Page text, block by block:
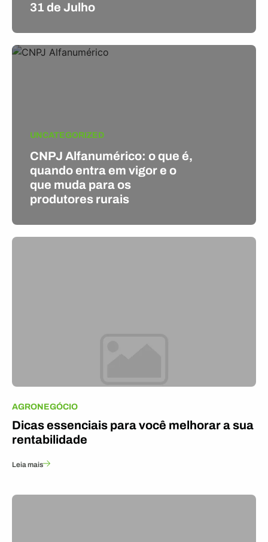
31 de Julho
UNCATEGORIZED
CNPJ Alfanumérico: o que é,
quando entra em vigor e o
que muda para os
produtores rurais
AGRONEGÓCIO
Dicas essenciais para você melhorar a sua
rentabilidade
Leia mais